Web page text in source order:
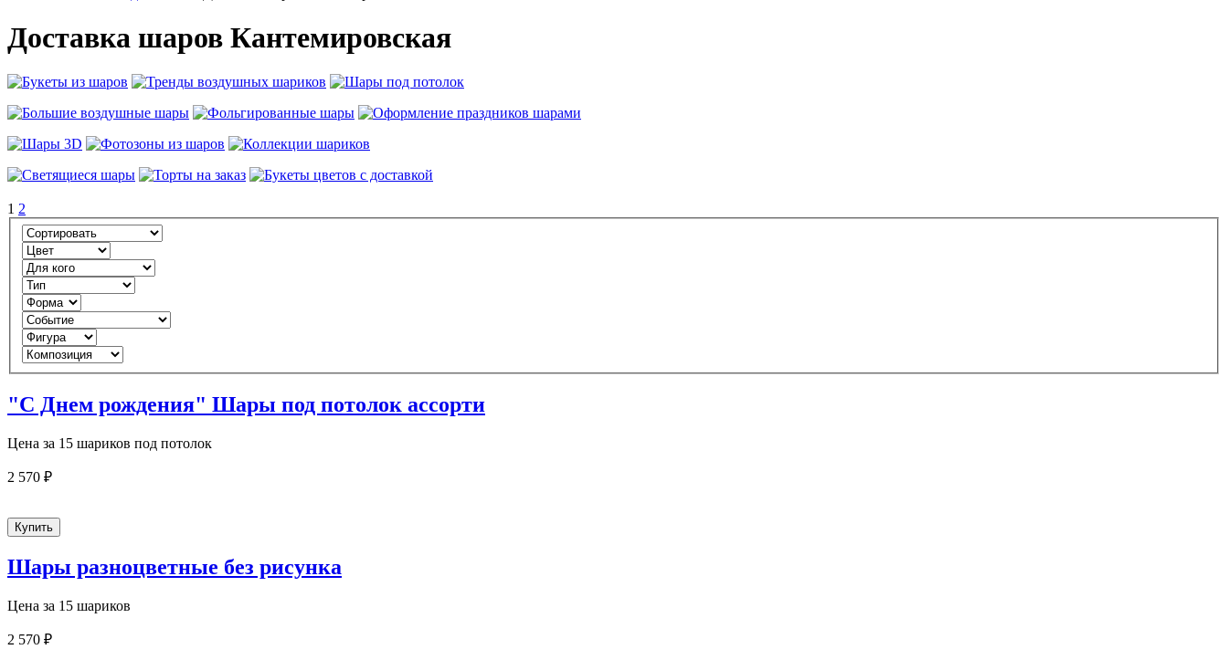
Доставка шаров Кантемировская
1 2
"С Днем рождения" Шары под потолок ассорти
Цена за 15 шариков под потолок
2 570 ₽
Шары разноцветные без рисунка
Цена за 15 шариков
2 570 ₽